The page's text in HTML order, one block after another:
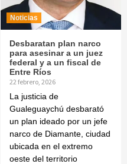
Noticias
Desbaratan plan narco
para asesinar a un juez
federal y a un fiscal de
Entre Ríos
22 febrero, 2026
La justicia de
Gualeguaychú desbarató
un plan ideado por un jefe
narco de Diamante, ciudad
ubicada en el extremo
oeste del territorio